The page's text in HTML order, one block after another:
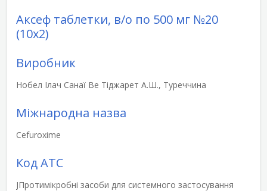
Аксеф таблетки, в/о по 500 мг №20
(10х2)
Виробник
Нобел Ілач Санаї Ве Тіджарет А.Ш., Туреччина
Міжнародна назва
Cefuroxime
Код АТС
JПротимікробні засоби для системного застосування